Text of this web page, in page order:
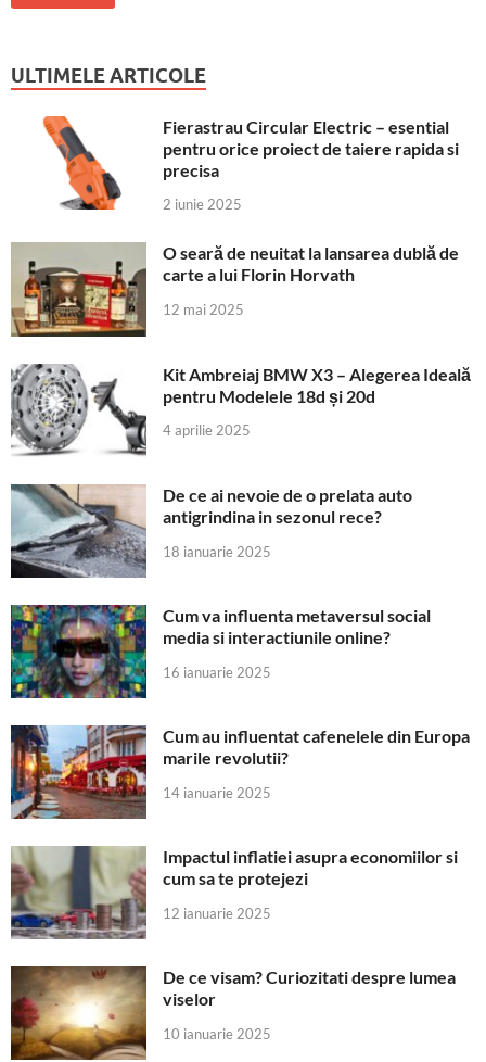
ULTIMELE ARTICOLE
Fierastrau Circular Electric – esential
pentru orice proiect de taiere rapida si
precisa
2 iunie 2025
O seară de neuitat la lansarea dublă de
carte a lui Florin Horvath
12 mai 2025
Kit Ambreiaj BMW X3 – Alegerea Ideală
pentru Modelele 18d și 20d
4 aprilie 2025
De ce ai nevoie de o prelata auto
antigrindina in sezonul rece?
18 ianuarie 2025
Cum va influenta metaversul social
media si interactiunile online?
16 ianuarie 2025
Cum au influentat cafenelele din Europa
marile revolutii?
14 ianuarie 2025
Impactul inflatiei asupra economiilor si
cum sa te protejezi
12 ianuarie 2025
De ce visam? Curiozitati despre lumea
viselor
10 ianuarie 2025